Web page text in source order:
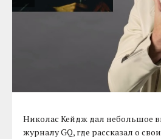
Николас Кейдж дал небольшое
журналу GQ, где рассказал о